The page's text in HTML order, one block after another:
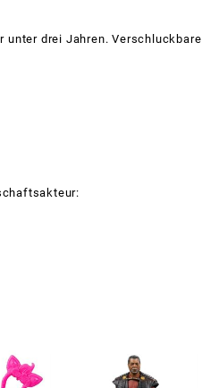
unter drei Jahren. Verschluckbare